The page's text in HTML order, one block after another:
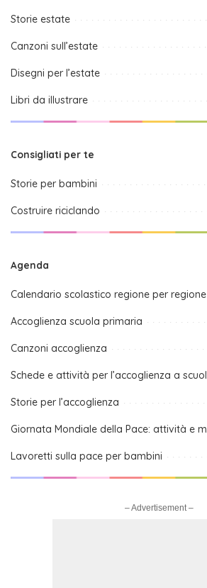
Storie estate
Canzoni sull’estate
Disegni per l’estate
Libri da illustrare
Consigliati per te
Storie per bambini
Costruire riciclando
Agenda
Calendario scolastico regione per regione
Accoglienza scuola primaria
Canzoni accoglienza
Schede e attività per l’accoglienza a
Storie per l’accoglienza
Giornata Mondiale della Pace: attività e
Lavoretti sulla pace per bambini
– Advertisement –